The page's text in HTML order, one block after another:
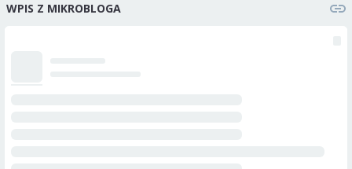
WPIS Z MIKROBLOGA